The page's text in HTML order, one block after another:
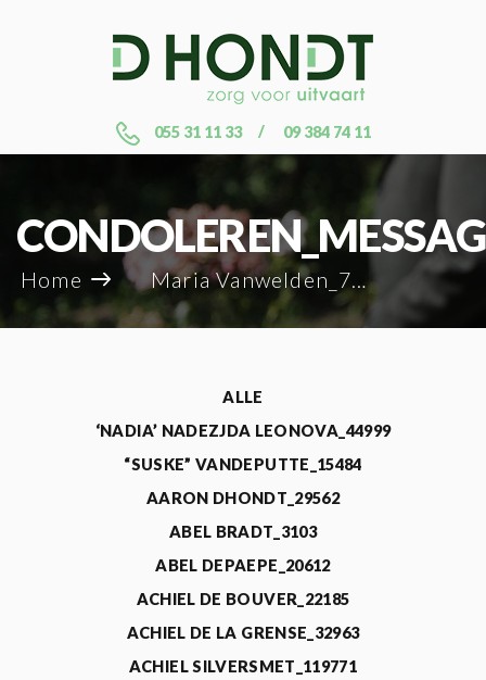
055 31 11 33 09 384 74 11
Home Maria Vanwelden_7583
ALLE
‘NADIA’ NADEZJDA LEONOVA_44999
“SUSKE” VANDEPUTTE_15484
AARON DHONDT_29562
ABEL BRADT_3103
ABEL DEPAEPE_20612
ACHIEL DE BOUVER_22185
ACHIEL DE LA GRENSE_32963
ACHIEL SILVERSMET_119771